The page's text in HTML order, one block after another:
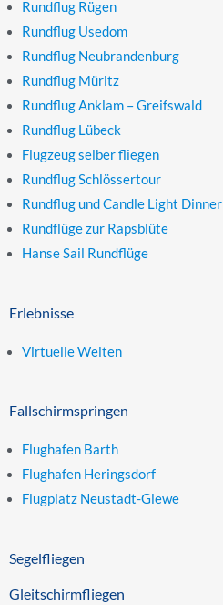
Rundflug Rügen
Rundflug Usedom
Rundflug Neubrandenburg
Rundflug Müritz
Rundflug Anklam – Greifswald
Rundflug Lübeck
Flugzeug selber fliegen
Rundflug Schlössertour
Rundflug und Candle Light Dinner
Rundflüge zur Rapsblüte
Hanse Sail Rundflüge
Erlebnisse
Virtuelle Welten
Fallschirmspringen
Flughafen Barth
Flughafen Heringsdorf
Flugplatz Neustadt-Glewe
Segelfliegen
Gleitschirmfliegen